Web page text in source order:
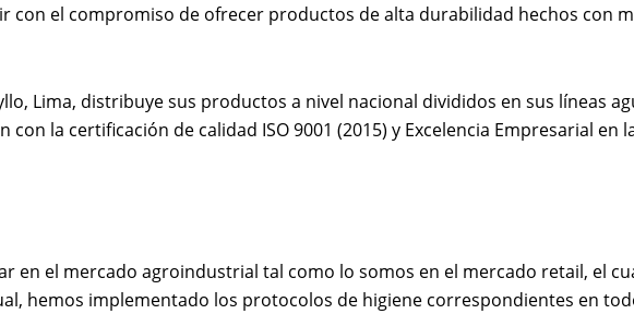
con el compromiso de ofrecer productos de alta durabilidad hechos con
Lima, distribuye sus productos a nivel nacional divididos en sus líneas
la certificación de calidad ISO 9001 (2015) y Excelencia Empresarial
en el mercado agroindustrial tal como lo somos en el mercado retail, el
hemos implementado los protocolos de higiene correspondientes en